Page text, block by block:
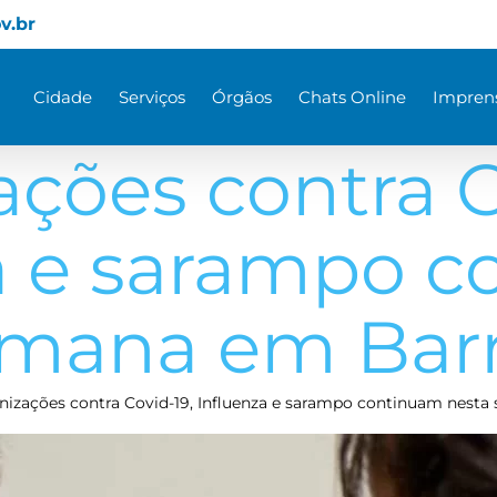
Cidade Serviços Órgãos Chats Online
contra
e sarampo
em
contra Covid-19, Influenza e sarampo continuam nesta